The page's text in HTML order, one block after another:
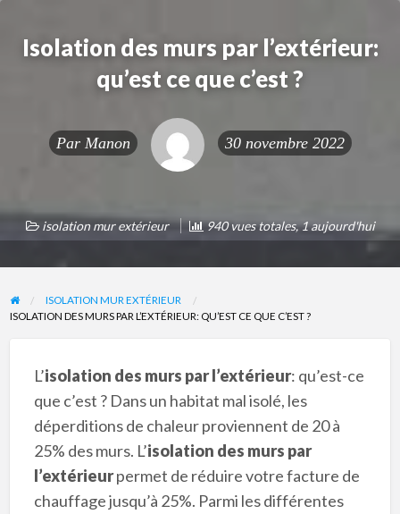
Isolation des murs par l’extérieur:
qu’est ce que c’est ?
Par Manon 30 novembre 2022
isolation mur extérieur 940 vues totales, 1 aujourd'hui
ISOLATION MUR EXTÉRIEUR
ISOLATION DES MURS PAR L’EXTÉRIEUR: QU’EST CE QUE C’EST ?
L’isolation des murs par l’extérieur: qu’est-ce
que c’est ? Dans un habitat mal isolé, les
déperditions de chaleur proviennent de 20 à
25% des murs. L’isolation des murs par
l’extérieurpermet de réduire votre facture de
chauffage jusqu’à 25%. Parmi les différentes